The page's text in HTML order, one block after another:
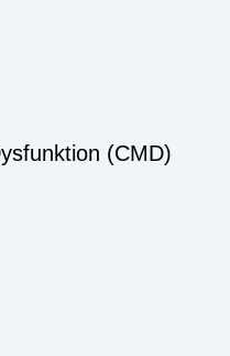
(CMD)